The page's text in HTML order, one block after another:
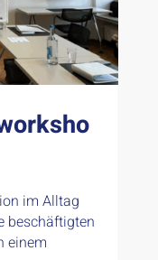
im Alltag
beschäftigten
einem